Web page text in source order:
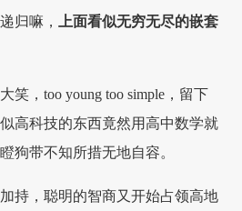
归嘛，
上面看似无穷无尽的嵌套
笑，too young too simple，留下
高科技的东西竟然用高中数学就
狗带不知所措无地自容。
持，聪明的智商又开始占领高地